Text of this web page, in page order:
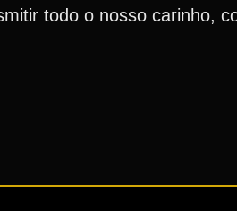
todo o nosso carinho,